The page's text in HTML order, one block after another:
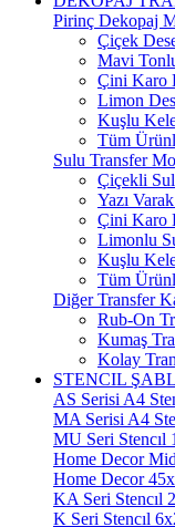
Pirinç Dekopaj
Çiçek
Mavi
Çini Karo
Limon
Kuşlu
Tüm
Sulu Transfer
Çiçekli
Yazı
Çini Karo
Limonlu
Kuşlu
Tüm
Diğer Transfer
Rub-On
Kumaş
Kolay
STENCIL
AS Serisi A4
MA Serisi A4
MU Seri Stencıl
Home Decor
Home Decor
KA Seri Stencıl
K Seri Stencıl